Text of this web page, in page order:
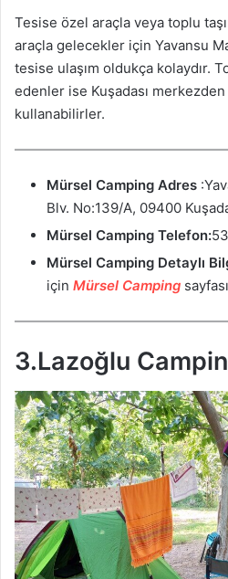
Tesise özel araçla veya toplu
araçla gelecekler için Yavansu
tesise ulaşım oldukça kolaydır.
edenler ise Kuşadası
kullanabilirler.
Mürsel Camping Adres
Blv. No:139/A, 09400
Mürsel Camping Telefon:
Mürsel Camping Detaylı
için Mürsel Camping
3.Lazoğlu